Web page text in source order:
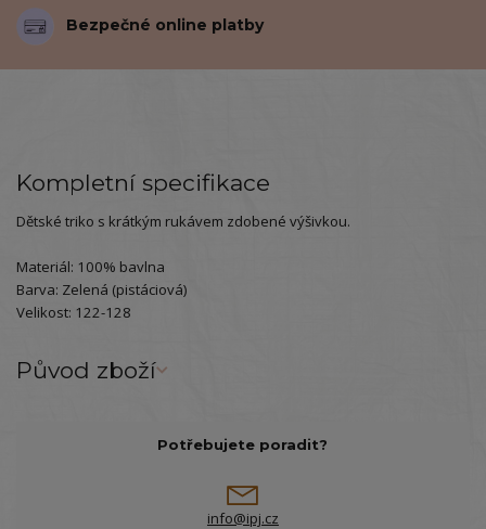
Bezpečné online platby
Kompletní specifikace
Dětské triko s krátkým rukávem zdobené výšivkou.
Materiál: 100% bavlna
Barva: Zelená (pistáciová)
Velikost: 122-128
Původ zboží
Potřebujete poradit?
info@ipj.cz